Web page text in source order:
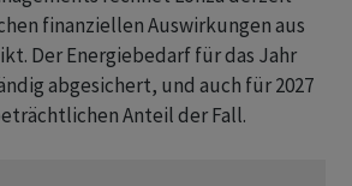
finanziellen Auswirkungen aus
Der Energiebedarf für das Jahr
abgesichert, und auch für 2027
Anteil der Fall.